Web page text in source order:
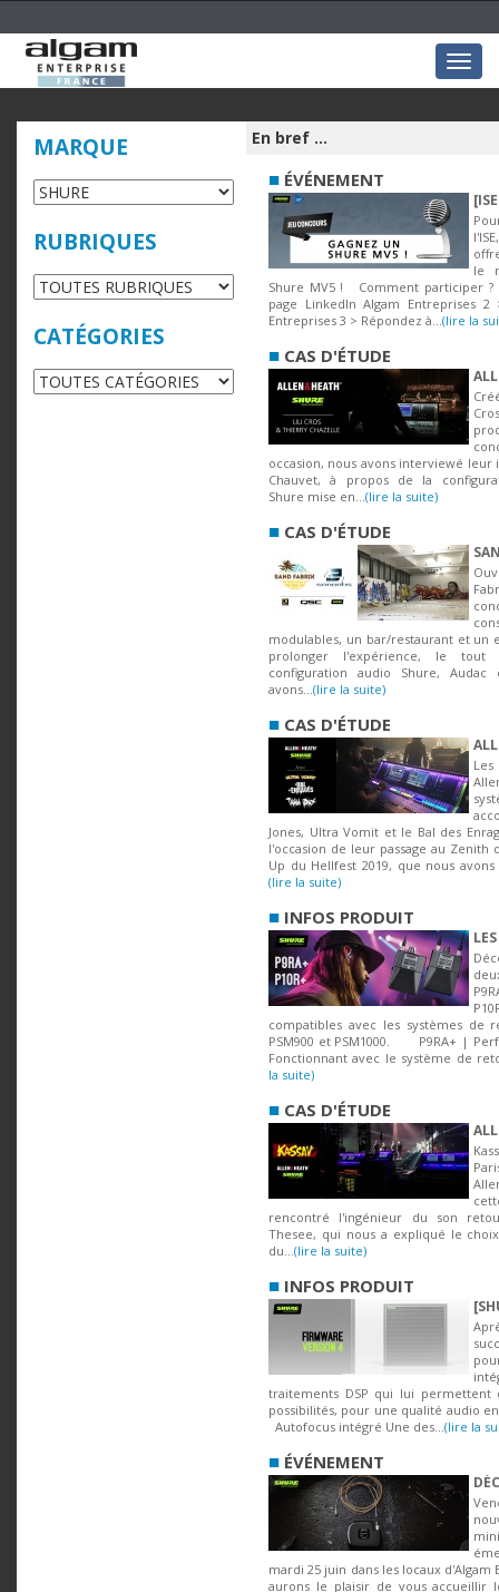
MARQUE
RUBRIQUES
CATÉGORIES
En bref ...
■ ÉVÉNEMENT
le
Shure MV5 ! Comment participer ?
page LinkedIn Algam Entreprises 2
Entreprises 3 > Répondez à...(lire la
■ CAS D'ÉTUDE
occasion, nous avons interviewé leur
Chauvet, à propos de la
Shure mise en...(lire la suite)
■ CAS D'ÉTUDE
modulables, un bar/restaurant et un
prolonger l'expérience, le tout
configuration audio Shure, Audac
avons...(lire la suite)
■ CAS D'ÉTUDE
Jones, Ultra Vomit et le Bal des
l'occasion de leur passage au Zenith
Up du Hellfest 2019, que nous
(lire la suite)
■ INFOS PRODUIT
compatibles avec les systèmes de
PSM900 et PSM1000. P9RA+ |
Fonctionnant avec le système de
la suite)
■ CAS D'ÉTUDE
rencontré l'ingénieur du son
Thesee, qui nous a expliqué le
du...(lire la suite)
■ INFOS PRODUIT
traitements DSP qui lui permettent
possibilités, pour une qualité audio
Autofocus intégré Une des...(lire la
■ ÉVÉNEMENT
mardi 25 juin dans les locaux d'Algam
aurons le plaisir de vous accueillir